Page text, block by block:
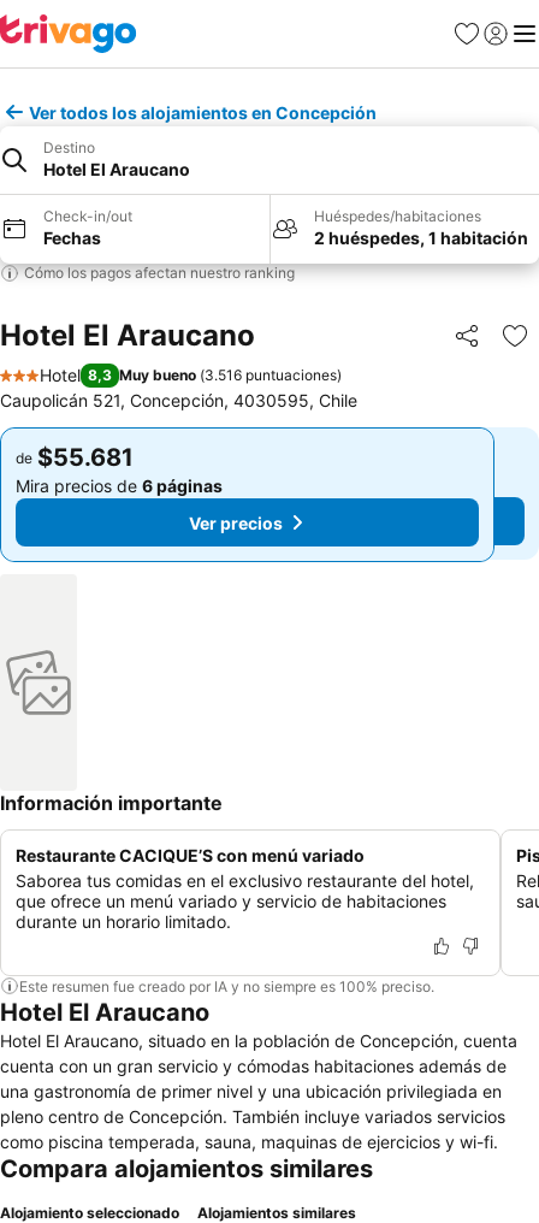
Favoritos
Iniciar
Ver todos los alojamientos en Concepción
Destino
Hotel El Araucano
Check-in/out
Fechas
Huéspedes/habitaciones
2 huéspedes, 1 habitación
Cómo los pagos afectan nuestro ranking
Hotel El Araucano Compartir
3 Estrellas
Hotel 8,3 Muy bueno (3.516 puntuaciones)
Caupolicán 521, Concepción, 4030595, Chile
de $55.681
Mira precios de 6 páginas
Ver precios
de $55.681
Mira precios de 6 páginas
Ver precios
Información importante
Restaurante CACIQUE’S con menú variado
Saborea tus comidas en el exclusivo restaurante del hotel,
que ofrece un menú variado y servicio de habitaciones
durante un horario limitado.
Este resumen fue creado por IA y no siempre es 100% preciso.
Hotel El Araucano
Hotel El Araucano, situado en la población de Concepción, cuenta
cuenta con un gran servicio y cómodas habitaciones además de
una gastronomía de primer nivel y una ubicación privilegiada en
pleno centro de Concepción. También incluye variados servicios
como piscina temperada, sauna, maquinas de ejercicios y wi-fi.
Compara alojamientos similares
Alojamiento seleccionado Alojamientos similares